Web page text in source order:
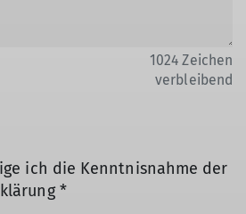
1024 Zeichen
verbleibend
ich die Kenntnisnahme der
*